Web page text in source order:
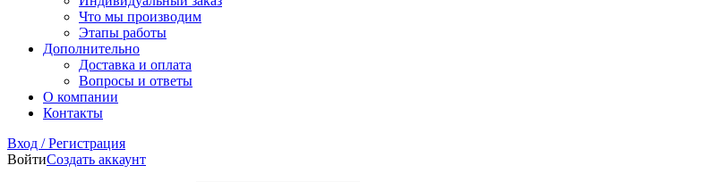
Что мы производим
Этапы работы
Дополнительно
Доставка и оплата
Вопросы и ответы
О компании
Контакты
Вход / Регистрация
ВойтиСоздать аккаунт